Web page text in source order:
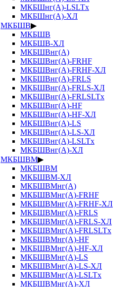
МКБШнг(А)-LSLTx
МКБШнг(А)-ХЛ
МКБШВ▶
МКБШВ
МКБШВ-ХЛ
МКБШВнг(А)
МКБШВнг(А)-FRHF
МКБШВнг(А)-FRHF-ХЛ
МКБШВнг(А)-FRLS
МКБШВнг(А)-FRLS-ХЛ
МКБШВнг(А)-FRLSLTx
МКБШВнг(А)-HF
МКБШВнг(А)-HF-ХЛ
МКБШВнг(А)-LS
МКБШВнг(А)-LS-ХЛ
МКБШВнг(А)-LSLTx
МКБШВнг(А)-ХЛ
МКБШВМ▶
МКБШВМ
МКБШВМ-ХЛ
МКБШВМнг(А)
МКБШВМнг(А)-FRHF
МКБШВМнг(А)-FRHF-ХЛ
МКБШВМнг(А)-FRLS
МКБШВМнг(А)-FRLS-ХЛ
МКБШВМнг(А)-FRLSLTx
МКБШВМнг(А)-HF
МКБШВМнг(А)-HF-ХЛ
МКБШВМнг(А)-LS
МКБШВМнг(А)-LS-ХЛ
МКБШВМнг(А)-LSLTx
МКБШВМнг(А)-ХЛ